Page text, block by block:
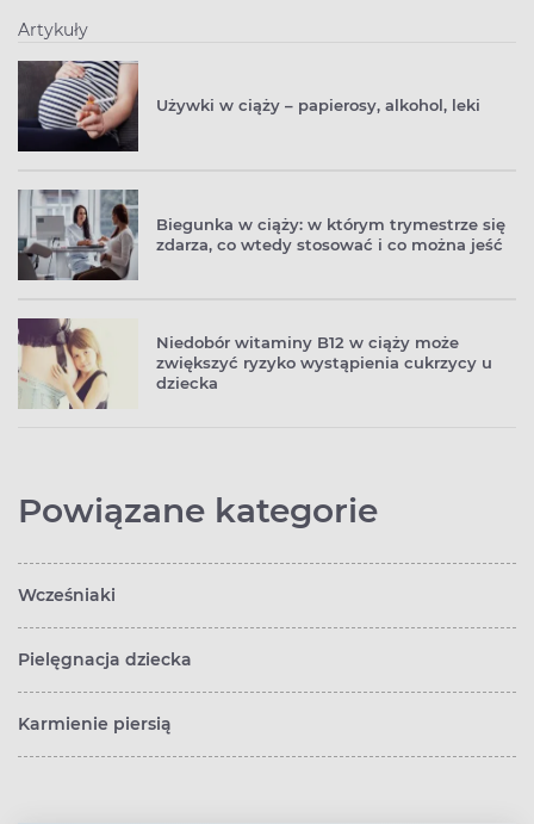
Artykuły
Używki w ciąży – papierosy, alkohol, leki
Biegunka w ciąży: w którym trymestrze się
zdarza, co wtedy stosować i co można jeść
Niedobór witaminy B12 w ciąży może
zwiększyć ryzyko wystąpienia cukrzycy u
dziecka
Powiązane kategorie
Wcześniaki
Pielęgnacja dziecka
Karmienie piersią